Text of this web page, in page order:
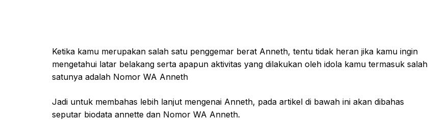
Ketika kamu merupakan salah satu penggemar berat Anneth, tentu tidak heran jika kamu ingin
mengetahui latar belakang serta apapun aktivitas yang dilakukan oleh idola kamu termasuk salah
satunya adalah Nomor WA Anneth
Jadi untuk membahas lebih lanjut mengenai Anneth, pada artikel di bawah ini akan dibahas
seputar biodata annette dan Nomor WA Anneth.